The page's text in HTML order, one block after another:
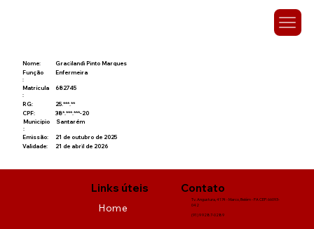
Nome:
Gracilandi Pinto Marques
Função
:
Enfermeira
Matrícula
:
682745
RG:
25.***.**
CPF:
38*.***.***-20
Município
:
Santarém
Emissão:
21 de outubro de 2025
Validade:
21 de abril de 2026
Links úteis
Home
Contato
Tv. Angustura, 4174 - Marco, Belém - PA CEP: 66093-
042
(91) 9 9287-0289